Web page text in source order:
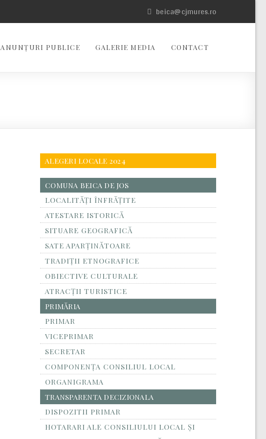
beica@cjmures.ro
ANUNȚURI PUBLICE GALERIE MEDIA CONTACT
ALEGERI LOCALE 2024
COMUNA BEICA DE JOS
LOCALITĂŢI ÎNFRĂŢITE
ATESTARE ISTORICĂ
SITUARE GEOGRAFICĂ
SATE APARȚINĂTOARE
TRADIȚII ETNOGRAFICE
OBIECTIVE CULTURALE
ATRACȚII TURISTICE
PRIMĂRIA
PRIMAR
VICEPRIMAR
SECRETAR
COMPONENȚA CONSILIUL LOCAL
ORGANIGRAMA
TRANSPARENTA DECIZIONALA
DISPOZITII PRIMAR
HOTARARI ALE CONSILIULUI LOCAL ȘI